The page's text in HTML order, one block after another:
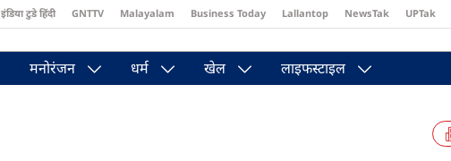
इंडिया टुडे हिंदी GNTTV Malayalam Business Today Lallantop NewsTak UPTak
मनोरंजन धर्म खेल लाइफस्टाइल